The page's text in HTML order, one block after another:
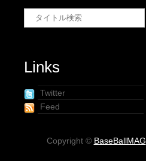
Links
Twitter
Feed
Copyright © BaseBallMAG